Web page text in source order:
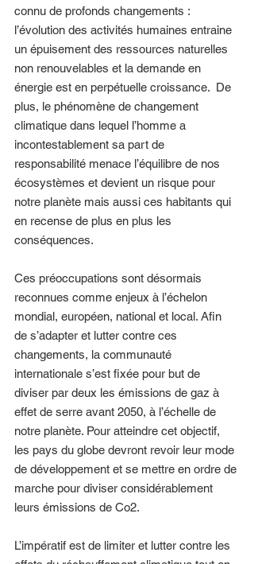
connu de profonds changements :
l’évolution des activités humaines entraine
un épuisement des ressources naturelles
non renouvelables et la demande en
énergie est en perpétuelle croissance.  De
plus, le phénomène de changement
climatique dans lequel l’homme a
incontestablement sa part de
responsabilité menace l’équilibre de nos
écosystèmes et devient un risque pour
notre planète mais aussi ces habitants qui
en recense de plus en plus les
conséquences.
Ces préoccupations sont désormais
reconnues comme enjeux à l’échelon
mondial, européen, national et local. Afin
de s’adapter et lutter contre ces
changements, la communauté
internationale s’est fixée pour but de
diviser par deux les émissions de gaz à
effet de serre avant 2050, à l’échelle de
notre planète. Pour atteindre cet objectif,
les pays du globe devront revoir leur mode
de développement et se mettre en ordre de
marche pour diviser considérablement
leurs émissions de Co2.
L’impératif est de limiter et lutter contre les